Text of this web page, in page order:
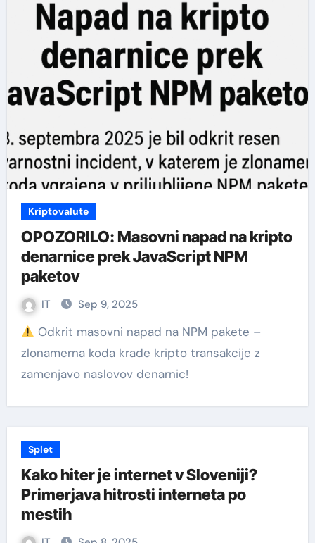
Kriptovalute
OPOZORILO: Masovni napad na kripto
denarnice prek JavaScript NPM
paketov
IT Sep 9, 2025
Odkrit masovni napad na NPM pakete –
zlonamerna koda krade kripto transakcije z
zamenjavo naslovov denarnic!
Splet
Kako hiter je internet v Sloveniji?
Primerjava hitrosti interneta po
mestih